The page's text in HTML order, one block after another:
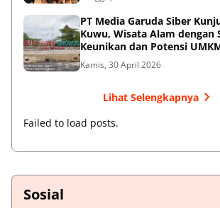
PT Media Garuda Siber
Kuwu, Wisata Alam dengan
Keunikan dan Potensi
Kamis, 30 April 2026
Lihat Selengkapnya
Failed to load posts.
Sosial